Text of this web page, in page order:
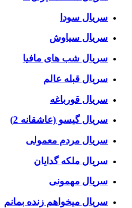
سریال سودا
سریال سیاوش
سریال شب های مافیا
سریال قبله عالم
سریال قورباغه
سریال گیسو (عاشقانه 2)
سریال مردم معمولی
سریال ملکه گدایان
سریال مهمونی
سریال میخواهم زنده بمانم